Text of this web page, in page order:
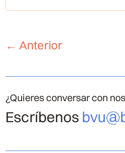
← Anterior
¿Quieres conversar con
Escríbenos